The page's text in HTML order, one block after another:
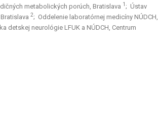
metabolických porúch, Bratislava 1; Ústav
2; Oddelenie laboratórnej medicíny NÚDCH,
detskej neurológie LFUK a NÚDCH, Centrum